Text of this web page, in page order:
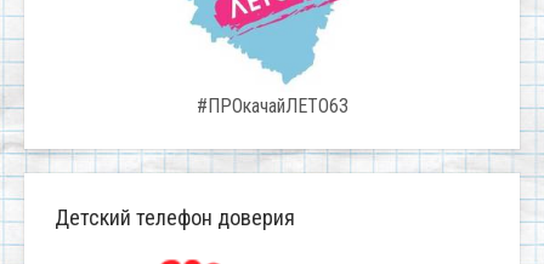
#ПРОкачайЛЕТО63
Детский телефон доверия